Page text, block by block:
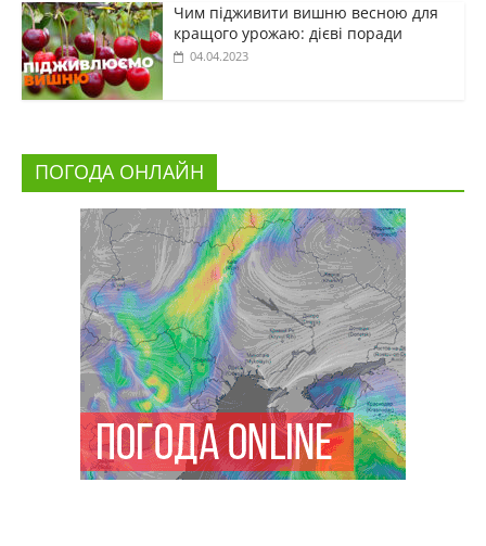
Чим підживити вишню весною для
кращого урожаю: дієві поради
04.04.2023
ПОГОДА ОНЛАЙН